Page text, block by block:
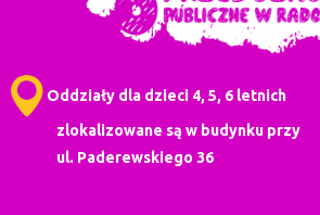
Oddziały dla dzieci 4, 5, 6 letnich
zlokalizowane są w budynku przy
ul. Paderewskiego 36